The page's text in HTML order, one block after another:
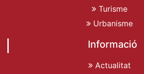
Turisme
Urbanisme
Informació
Actualitat